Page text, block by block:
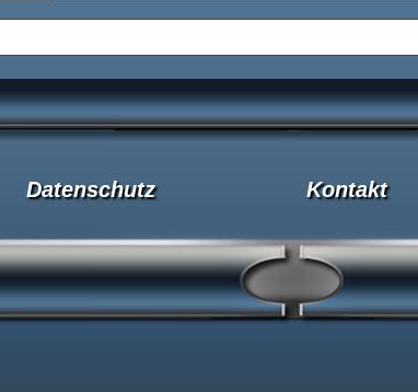
Datenschutz Kontakt